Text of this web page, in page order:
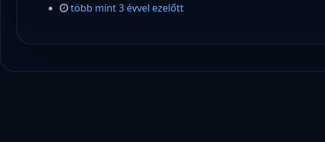
több mint 3 évvel ezelőtt